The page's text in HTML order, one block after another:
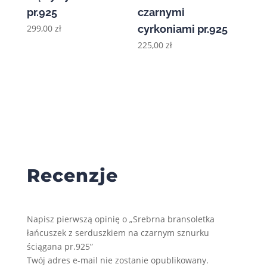
pr.925
299,00 zł
czarnymi
cyrkoniami pr.925
225,00zł
Recenzje
Napisz pierwszą opinię o „Srebrna bransoletka
łańcuszek z serduszkiem na czarnym sznurku
ściągana pr.925”
Twój adres e-mail nie zostanie opublikowany.